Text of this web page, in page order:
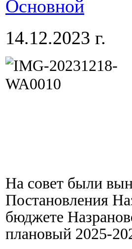
Основной
14.12.2023 г.
На совет были
Постановления
бюджете
плановый 2025-